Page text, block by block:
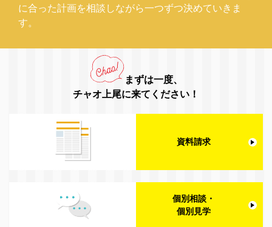
に合った計画を相談しながら一つずつ決めていきま
す。
まずは一度、
チャオ上尾に来てください！
資料請求
個別相談・
個別見学